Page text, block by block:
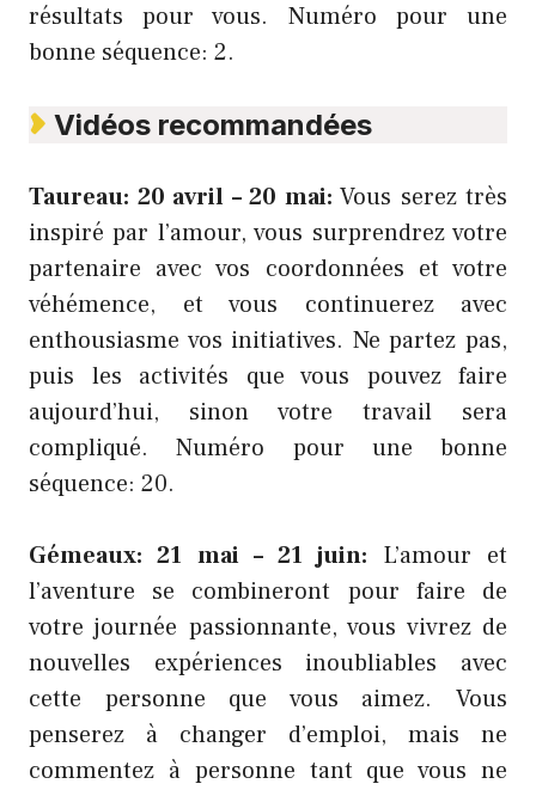
résultats pour vous. Numéro pour une
bonne séquence: 2.
Vidéos recommandées
Taureau: 20 avril – 20 mai: Vous serez très
inspiré par l’amour, vous surprendrez votre
partenaire avec vos coordonnées et votre
véhémence, et vous continuerez avec
enthousiasme vos initiatives. Ne partez pas,
puis les activités que vous pouvez faire
aujourd’hui, sinon votre travail sera
compliqué. Numéro pour une bonne
séquence: 20.
Gémeaux: 21 mai – 21 juin: L’amour et
l’aventure se combineront pour faire de
votre journée passionnante, vous vivrez de
nouvelles expériences inoubliables avec
cette personne que vous aimez. Vous
penserez à changer d’emploi, mais ne
commentez à personne tant que vous ne